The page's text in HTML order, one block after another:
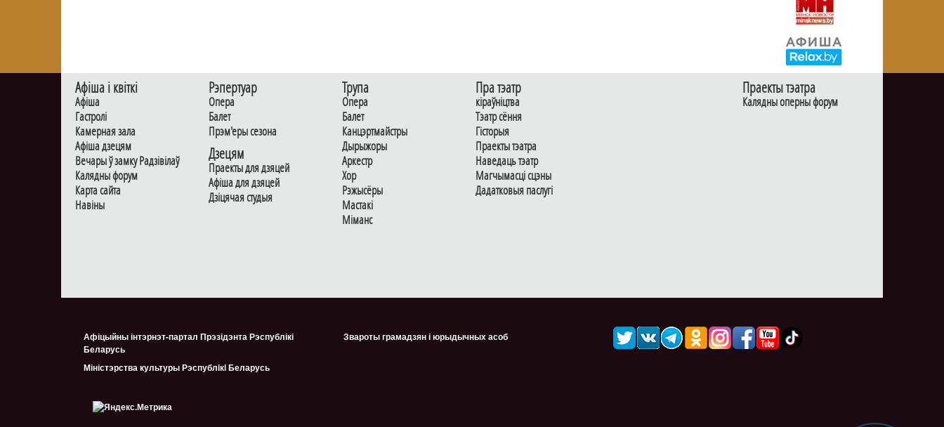
Афiша i квiткi
Афiша
Гастролi
Камерная зала
Афiша дзецям
Вечары ў замку Радзiвiлаў
Калядны форум
Карта сайта
Навiны
Рэпертуар
Опера
Балет
Прэм'еры сезона
Дзецям
Праекты для дзяцей
Афiша для дзяцей
Дзiцячая студыя
Трупа
Опера
Балет
Канцэртмайстры
Дырыжоры
Аркестр
Хор
Рэжысёры
Мастакі
Мiманс
Пра тэатр
кіраўніцтва
Тэатр сёння
Гiсторыя
Праекты тэатра
Наведаць тэатр
Магчымасцi сцэны
Дадаткoвыя паслугi
Праекты тэатра
Калядны оперны форум
Афіцыйны інтэрнэт-партал Прэзідэнта Рэспублікі
Беларусь
Міністэрства культуры Рэспублiкi Беларусь
Звароты грамадзян і юрыдычных асоб